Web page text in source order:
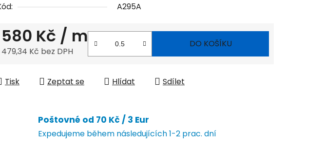
A295A
580 Kč / m
479,34 Kč bez DPH
DO KOŠÍKU
Tisk Zeptat se Hlídat Sdílet
Poštovné od 70 Kč / 3 Eur
Expedujeme během následujících 1-2 prac. dní